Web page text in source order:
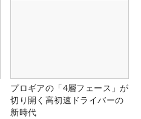
プロギアの「4層フェース」が
切り開く高初速ドライバーの
新時代